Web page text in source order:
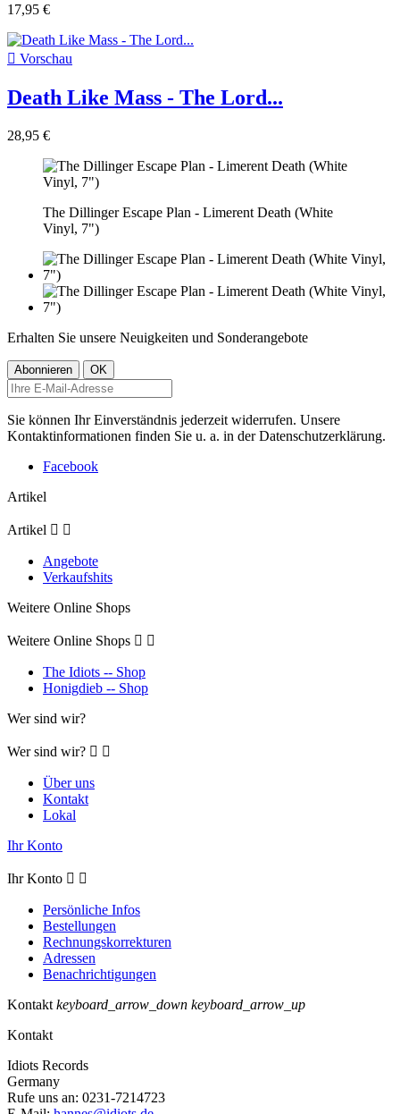
17,95 €
 Vorschau
Death Like Mass - The Lord...
28,95 €
The Dillinger Escape Plan - Limerent Death (White
Vinyl, 7")
Erhalten Sie unsere Neuigkeiten und Sonderangebote
Sie können Ihr Einverständnis jederzeit widerrufen. Unsere
Kontaktinformationen finden Sie u. a. in der Datenschutzerklärung.
Facebook
Artikel
Artikel  
Angebote
Verkaufshits
Weitere Online Shops
Weitere Online Shops  
The Idiots -- Shop
Honigdieb -- Shop
Wer sind wir?
Wer sind wir?  
Über uns
Kontakt
Lokal
Ihr Konto
Ihr Konto  
Persönliche Infos
Bestellungen
Rechnungskorrekturen
Adressen
Benachrichtigungen
Kontakt keyboard_arrow_down keyboard_arrow_up
Kontakt
Idiots Records
Germany
Rufe uns an: 0231-7214723